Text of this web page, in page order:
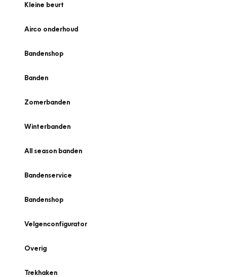
Kleine beurt
Airco onderhoud
Bandenshop
Banden
Zomerbanden
Winterbanden
All season banden
Bandenservice
Bandenshop
Velgenconfigurator
Overig
Trekhaken